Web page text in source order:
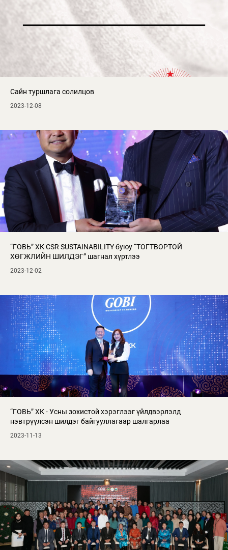
Сайн туршлага солилцов
2023-12-08
“ГОВЬ” ХК CSR SUSTAINABILITY буюу “ТОГТВОРТОЙ
ХӨГЖЛИЙН ШИЛДЭГ” шагнал хүртлээ
2023-12-02
“ГОВЬ” ХК - Усны зохистой хэрэглээг үйлдвэрлэлд
нэвтрүүлсэн шилдэг байгууллагаар шалгарлаа
2023-11-13